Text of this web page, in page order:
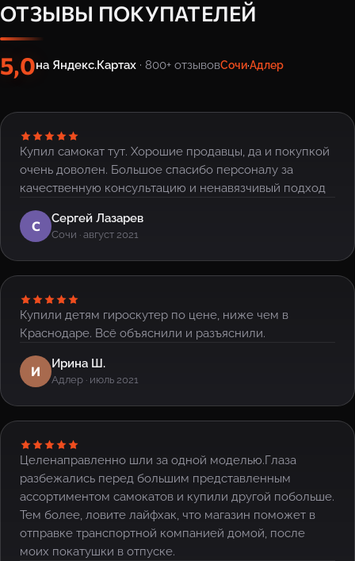
ОТЗЫВЫ ПОКУПАТЕЛЕЙ
5,0на Яндекс.Картах · 800+ отзывовСочи·Адлер
Купил самокат тут. Хорошие продавцы, да и покупкой
очень доволен. Большое спасибо персоналу за
качественную консультацию и ненавязчивый подход
С Сергей Лазарев
Сочи · август 2021
Купили детям гироскутер по цене, ниже чем в
Краснодаре. Всё объяснили и разъяснили.
И Ирина Ш.
Адлер · июль 2021
Целенаправленно шли за одной моделью.Глаза
разбежались перед большим представленным
ассортиментом самокатов и купили другой побольше.
Тем более, ловите лайфхак, что магазин поможет в
отправке транспортной компанией домой, после
моих покатушки в отпуске.